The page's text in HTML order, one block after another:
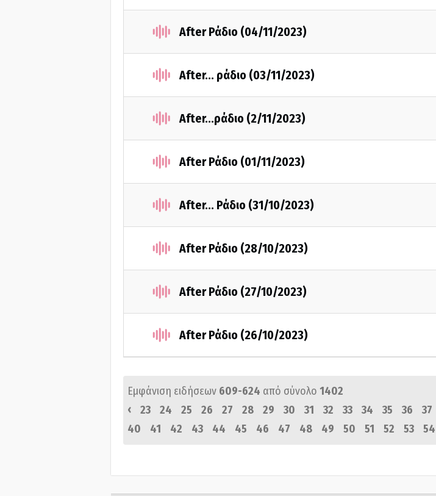
After Ράδιο (04/11/2023)
After... ράδιο (03/11/2023)
Αfter...ράδιο (2/11/2023)
After Ράδιο (01/11/2023)
Αfter... Ράδιο (31/10/2023)
After Ράδιο (28/10/2023)
After Ράδιο (27/10/2023)
After Ράδιο (26/10/2023)
Εμφάνιση ειδήσεων 609-624 από σύνολο 1402
‹
23 24 25 26 27 28 29 30 31 32 33 34 35 36 37
40
41 42 43 44 45 46 47 48 49 50 51 52 53 54